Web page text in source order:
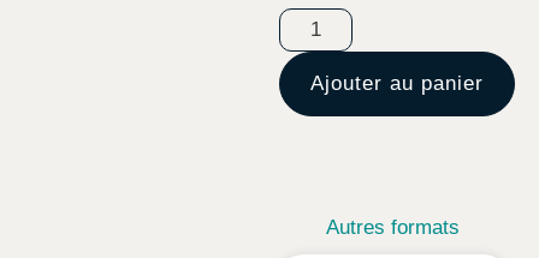
Ajouter au panier
Autres formats